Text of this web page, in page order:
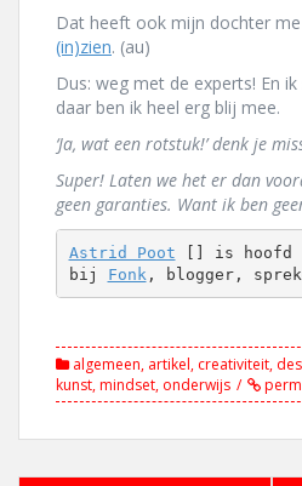
Dat heeft ook mijn dochter
(in)zien. (au)
Dus: weg met de experts! En
daar ben ik heel erg blij mee.
‘Ja, wat een rotstuk!’ denk je
Super! Laten we het er dan
geen garanties. Want ik ben
Astrid Poot [] is hoofd
bij Fonk , blogger,
algemeen, artikel, creativiteit,
kunst,mindset, onderwijs